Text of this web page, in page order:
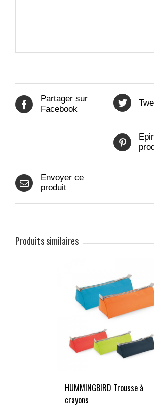
Partager sur
Facebook
Envoyer ce
produit
Produits similaires
HUMMINGBIRD Trousse à
crayons